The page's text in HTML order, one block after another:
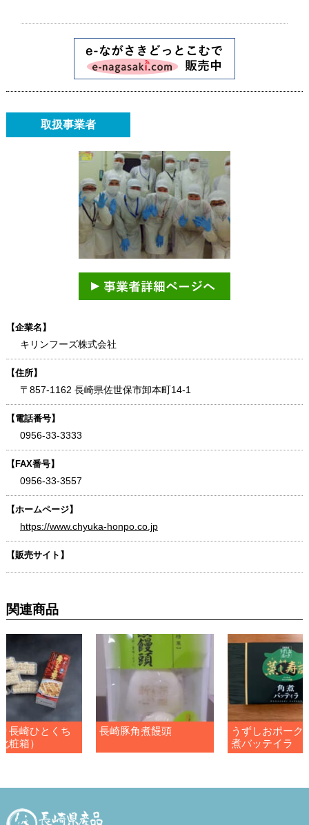
取扱事業者
【企業名】
キリンフーズ株式会社
【住所】
〒857-1162 長崎県佐世保市卸本町14-1
【電話番号】
0956-33-3333
【FAX番号】
0956-33-3557
【ホームページ】
https://www.chyuka-honpo.co.jp
【販売サイト】
関連商品
長崎ひとくち
粧箱）
長崎豚角煮饅頭
うずしおポーク
煮バッテイラ